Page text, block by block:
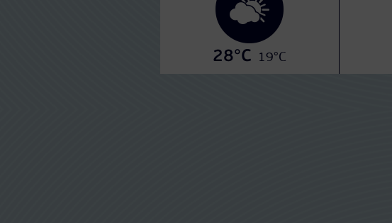
28°C 19°C